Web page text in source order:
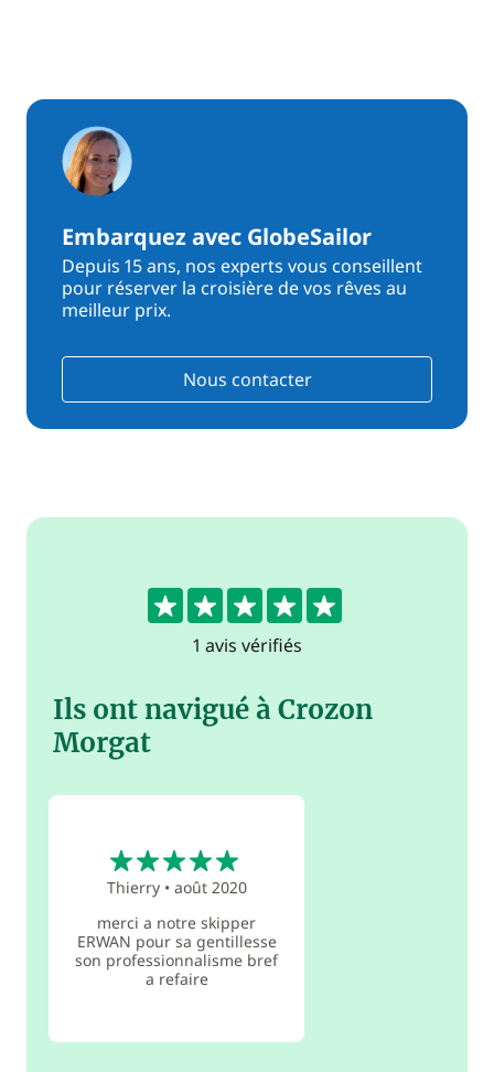
Embarquez avec GlobeSailor
Depuis 15 ans, nos experts vous conseillent
pour réserver la croisière de vos rêves au
meilleur prix.
Nous contacter
5
1 avis vérifiés
Ils ont navigué à Crozon
Morgat
Thierry• août 2020
merci a notre skipper
ERWAN pour sa gentillesse
son professionnalisme bref
a refaire